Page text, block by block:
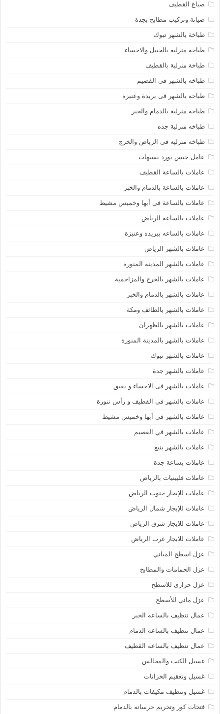
صباغ القطيف
صيانة وتركيب مطابخ بجدة
طباخة بالشهر تبوك
طباخة منزلية بالجبيل والاحساء
طباخة منزلية بالقطيف
طباخه بالشهر فى القصيم
طباخه بالشهر فى بريدة وعنيزة
طباخه منزلية بالدمام والخبر
طباخه منزلية جده
طباخه منزليه في الرياض والخرج
عامل جبس بورد بسيهات
عاملات بالساعة القطيف
عاملات بالساعة بالدمام والخبر
عاملات بالساعة في أبها وخميس مشيط
عاملات بالساعه الرياض
عاملات بالساعه ببريده وعنيزة
عاملات بالشهر الرياض
عاملات بالشهر المدينة المنورة
عاملات بالشهر بالخرج والمزاحمية
عاملات بالشهر بالدمام والخبر
عاملات بالشهر بالطائف ومكة
عاملات بالشهر بالظهران
عاملات بالشهر بالمدينة المنورة
عاملات بالشهر تبوك
عاملات بالشهر جدة
عاملات بالشهر فى الاحساء و بقيق
عاملات بالشهر فى القطيف و رأس تنورة
عاملات بالشهر في أبها وخميس مشيط
عاملات بالشهر في القصيم
عاملات بالشهر ينبع
عاملات بساعة جدة
عاملات فلبينيات بالرياض
عاملات للإيجار جنوب الرياض
عاملات للإيجار شمال الرياض
عاملات للايجار شرق الرياض
عاملات للايجار غرب الرياض
عزل اسطح المباني
عزل الحمامات والمطابخ
عزل حرارى للاسطح
عزل مائي للأسطح
عمال تنظيف بالساعه الخبر
عمال تنظيف بالساعه الدمام
عمال تنظيف بالساعه القطيف
غسيل الكنب والمجالس
غسيل وتعقيم الخزانات
غسيل وتنظيف مكيفات بالدمام
فتحات كور وتخريم خرسانه بالدمام